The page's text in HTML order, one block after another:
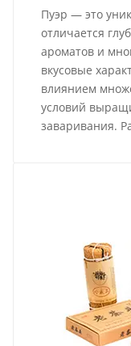
Пуэр — это
отличается
ароматов и
вкусовые
влиянием
условий
заваривания.